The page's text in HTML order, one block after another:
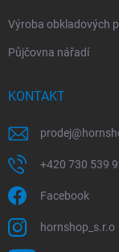
Výroba obkladových
Půjčovna nářadí
KONTAKT
prodej@
+420 730 539
Facebook
hornshop_s.r.o